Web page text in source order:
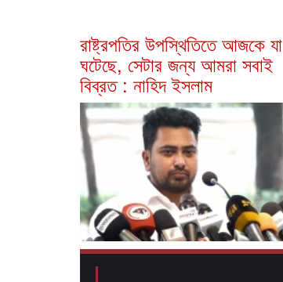
রাষ্ট্রপতির উপস্থিতিতে আজকে যা
ঘটেছে, সেটার জন্য আমরা সবাই
বিব্রত : নাহিদ ইসলাম